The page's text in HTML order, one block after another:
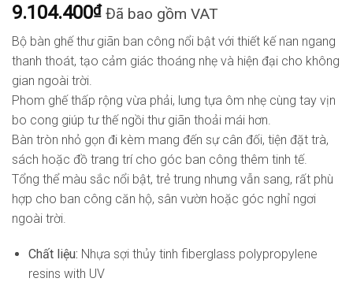
9.104.400₫ Đã bao gồm VAT
Bộ bàn ghế thư giãn ban công nổi bật với thiết kế nan ngang
thanh thoát, tạo cảm giác thoáng nhẹ và hiện đại cho không
gian ngoài trời.
Phom ghế thấp rộng vừa phải, lưng tựa ôm nhẹ cùng tay vịn
bo cong giúp tư thế ngồi thư giãn thoải mái hơn.
Bàn tròn nhỏ gọn đi kèm mang đến sự cân đối, tiện đặt trà,
sách hoặc đồ trang trí cho góc ban công thêm tinh tế.
Tổng thể màu sắc nổi bật, trẻ trung nhưng vẫn sang, rất phù
hợp cho ban công căn hộ, sân vườn hoặc góc nghỉ ngơi
ngoài trời.
Chất liệu: Nhựa sợi thủy tinh fiberglass polypropylene
resins with UV